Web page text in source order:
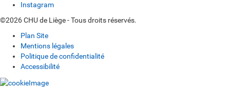
Instagram
©2026 CHU de Liège - Tous droits réservés.
Plan Site
Mentions légales
Politique de confidentialité
Accessibilité